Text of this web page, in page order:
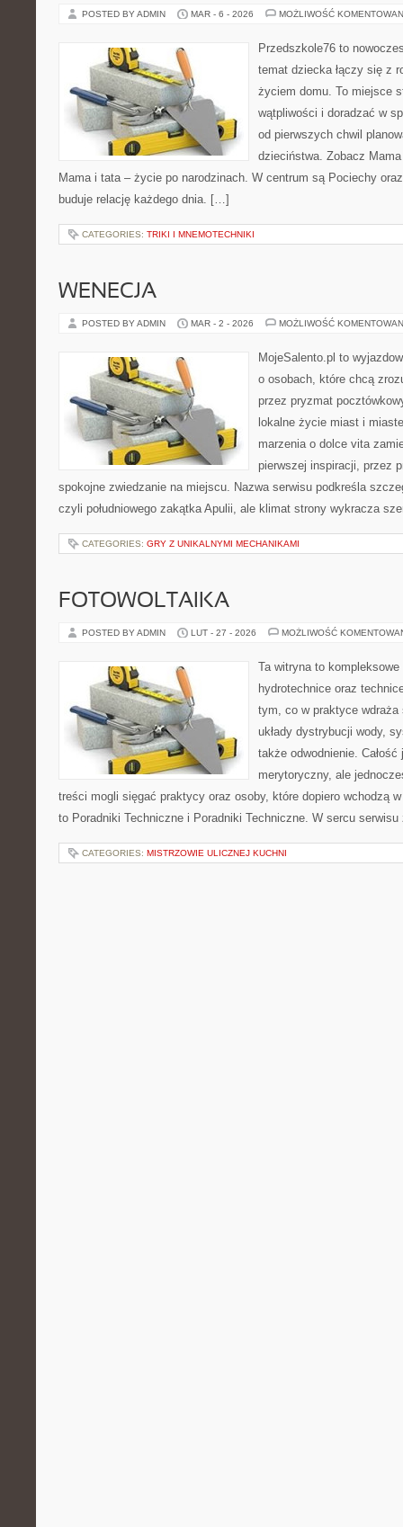
POSTED BY ADMIN MAR - 6 - 2026 MOŻLIWOŚĆ
Przedszkole76 to
temat dziecka łączy się z
życiem domu. To miejsce
wątpliwości i doradzać w
od pierwszych chwil
dzieciństwa. Zobacz
Mama i tata – życie po narodzinach. W centrum są Pociechy
buduje relację każdego dnia. […]
CATEGORIES: TRIKI I MNEMOTECHNIKI
WENECJA
POSTED BY ADMIN MAR - 2 - 2026 MOŻLIWOŚĆ
MojeSalento.pl to
o osobach, które chcą
przez pryzmat
lokalne życie miast i
marzenia o dolce vita
pierwszej inspiracji, przez
spokojne zwiedzanie na miejscu. Nazwa serwisu podkreśla
czyli południowego zakątka Apulii, ale klimat strony wykracza
CATEGORIES: GRY Z UNIKALNYMI MECHANIKAMI
FOTOWOLTAIKA
POSTED BY ADMIN LUT - 27 - 2026 MOŻLIWOŚĆ
Ta witryna to
hydrotechnice oraz
tym, co w praktyce
układy dystrybucji wody,
także odwodnienie.
merytoryczny, ale
treści mogli sięgać praktycy oraz osoby, które dopiero wchodzą
to Poradniki Techniczne i Poradniki Techniczne. W sercu
CATEGORIES: MISTRZOWIE ULICZNEJ KUCHNI